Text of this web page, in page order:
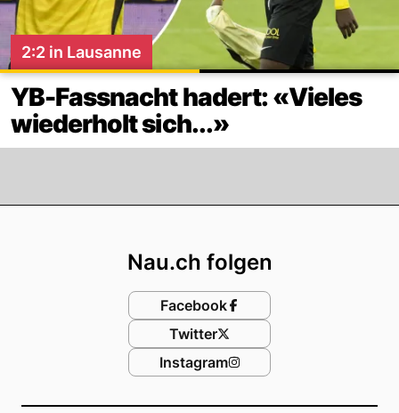
2:2 in Lausanne
YB-Fassnacht hadert: «Vieles
wiederholt sich...»
Nau.ch folgen
Facebook
Twitter
Instagram